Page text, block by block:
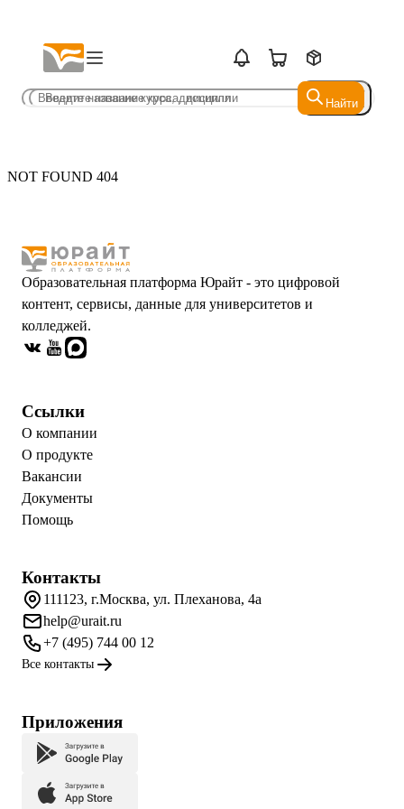
Найти
Найти
NOT FOUND 404
Образовательная платформа Юрайт - это цифровой
контент, сервисы, данные для университетов и
колледжей.
Ссылки
О компании
О продукте
Вакансии
Документы
Помощь
Контакты
111123, г.Москва, ул. Плеханова, 4а
help@urait.ru
+7 (495) 744 00 12
Все контакты
Приложения